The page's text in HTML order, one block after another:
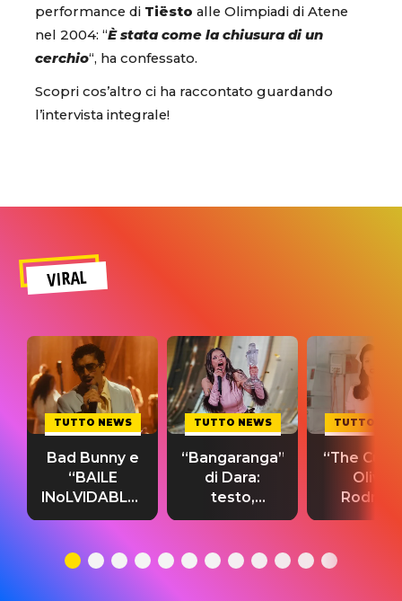
performance di Tiësto alle Olimpiadi di Atene
nel 2004: “È stata come la chiusura di un
cerchio“, ha confessato.
Scopri cos’altro ci ha raccontato guardando
l’intervista integrale!
VIRAL
TUTTO NEWS
Bad Bunny e
“BAILE
INoLVIDABLE”:
testo,
significato
TUTTO NEWS
“Bangaranga”
di Dara:
testo,
traduzione e
del singolo
TUTTO
“The
Olivia
testo,